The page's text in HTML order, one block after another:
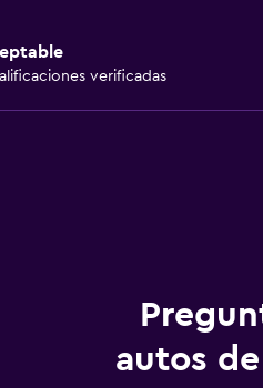
verificadas
autos